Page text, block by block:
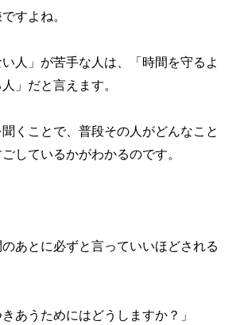
すよね。
い人」が苦手な人は、「時間を守るよ
」だと言えます。
くことで、普段その人がどんなこと
しているかがわかるのです。
あとに必ずと言っていいほどされる
きあうためにはどうしますか？」